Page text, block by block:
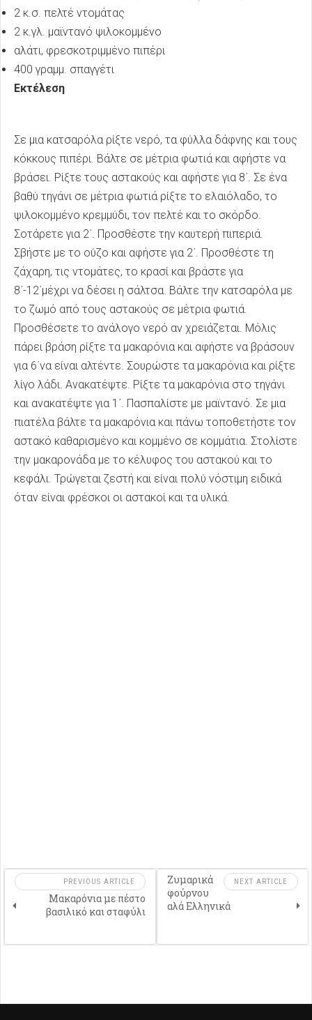
2 κ.σ. πελτέ ντομάτας
2 κ.γλ. μαϊντανό ψιλοκομμένο
αλάτι, φρεσκοτριμμένο πιπέρι
400 γραμμ. σπαγγέτι
Εκτέλεση
Σε μια κατσαρόλα ρίξτε νερό, τα φύλλα δάφνης και τους
κόκκους πιπέρι. Βάλτε σε μέτρια φωτιά και αφήστε να
βράσει. Ρίξτε τους αστακούς και αφήστε για 8΄. Σε ένα
βαθύ τηγάνι σε μέτρια φωτιά ρίξτε το ελαιόλαδο, το
ψιλοκομμένο κρεμμύδι, τον πελτέ και το σκόρδο.
Σοτάρετε για 2΄. Προσθέστε την καυτερή πιπεριά.
Σβήστε με το ούζο και αφήστε για 2΄. Προσθέστε τη
ζάχαρη, τις ντομάτες, το κρασί και βράστε για
8΄-12΄μέχρι να δέσει η σάλτσα. Βάλτε την κατσαρόλα με
το ζωμό από τους αστακούς σε μέτρια φωτιά.
Προσθέσετε το ανάλογο νερό αν χρειάζεται. Μόλις
πάρει βράση ρίξτε τα μακαρόνια και αφήστε να βράσουν
για 6΄να είναι αλτέντε. Σουρώστε τα μακαρόνια και ρίξτε
λίγο λάδι. Ανακατέψτε. Ρίξτε τα μακαρόνια στο τηγάνι
και ανακατέψτε για 1΄. Πασπαλίστε με μαϊντανό. Σε μια
πιατέλα βάλτε τα μακαρόνια και πάνω τοποθετήστε τον
αστακό καθαρισμένο και κομμένο σε κομμάτια. Στολίστε
την μακαρονάδα με το κέλυφος του αστακού και το
κεφάλι. Τρώγεται ζεστή και είναι πολύ νόστιμη ειδικά
όταν είναι φρέσκοι οι αστακοί και τα υλικά.
PREVIOUS ARTICLE
Μακαρόνια με πέστο
βασιλικό και σταφύλι
NEXT ARTICLE
Ζυμαρικά
φούρνου
αλά Ελληνικά